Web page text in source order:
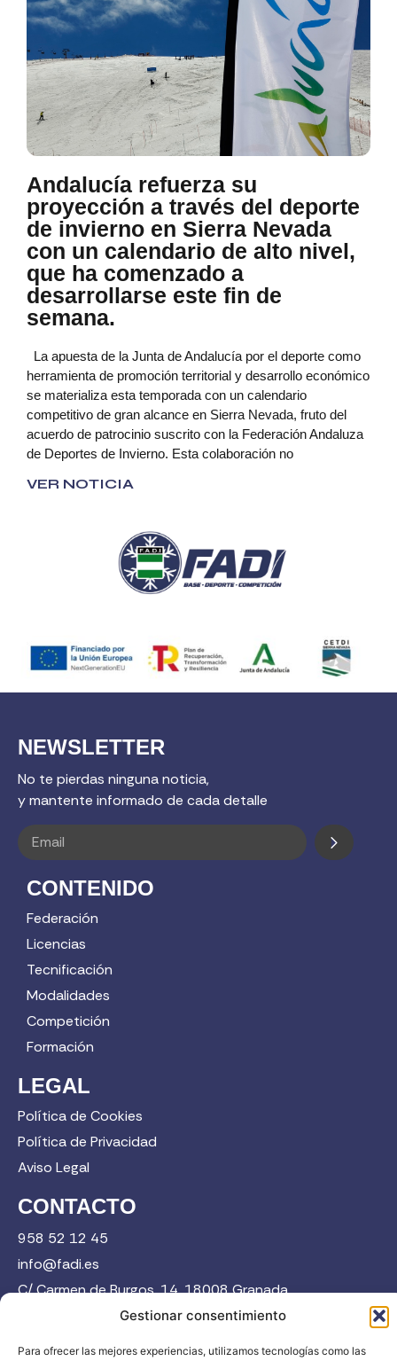
Gestionar consentimiento
Para ofrecer las mejores experiencias, utilizamos tecnologías como las
Andalucía refuerza su
proyección a través del deporte
de invierno en Sierra Nevada
con un calendario de alto nivel,
que ha comenzado a
desarrollarse este fin de
semana.
La apuesta de la Junta de Andalucía por el deporte como
herramienta de promoción territorial y desarrollo económico
se materializa esta temporada con un calendario
competitivo de gran alcance en Sierra Nevada, fruto del
acuerdo de patrocinio suscrito con la Federación Andaluza
de Deportes de Invierno. Esta colaboración no
VER NOTICIA
NEWSLETTER
No te pierdas ninguna noticia,
y mantente informado de cada detalle
CONTENIDO
Federación
Licencias
Tecnificación
Modalidades
Competición
Formación
LEGAL
Política de Cookies
Política de Privacidad
Aviso Legal
CONTACTO
958 52 12 45
info@fadi.es
C/ Carmen de Burgos, 14, 18008 Granada
Contacta